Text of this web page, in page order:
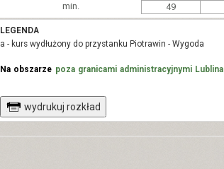
min. 49
LEGENDA
a - kurs wydłużony do przystanku Piotrawin - Wygoda
Na obszarze poza granicami administracyjnymi Lublina
wydrukuj rozkład